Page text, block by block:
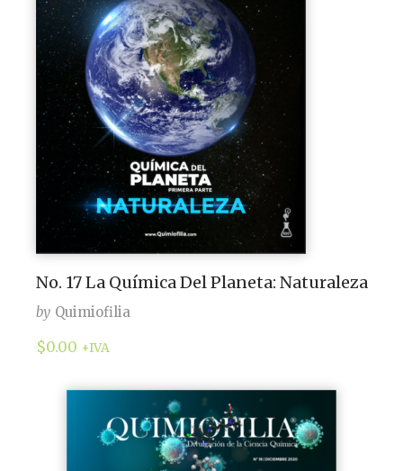
No. 17 La Química Del Planeta: Naturaleza
by Quimiofilia
$0.00 +IVA